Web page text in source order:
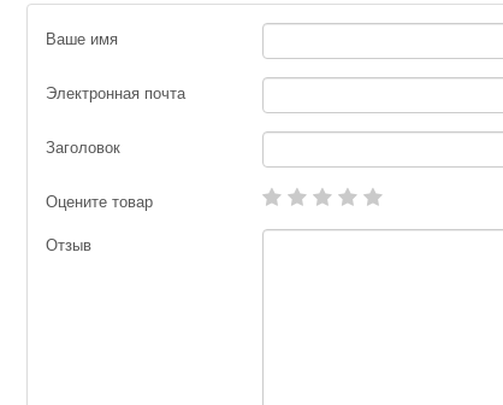
Ваше имя
Электронная почта
Заголовок
Оцените товар
Отзыв